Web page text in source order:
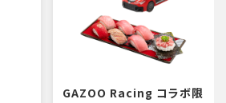
GAZOO Racing コラボ限